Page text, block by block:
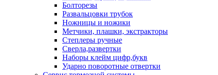
Болторезы
Развальцовки трубок
Ножницы и ножики
Метчики, плашки, экстракторы
Степлеры ручные
Сверла,развертки
Наборы клейм цифр,букв
Ударно поворотные отвертки